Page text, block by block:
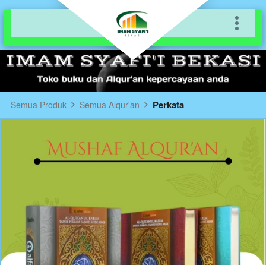
Semua Produk Semua Alqur'an Perkata